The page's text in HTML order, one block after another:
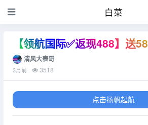
白菜
【领航国际✅返现488】送58
清风大表哥
3月前 3518
点击扬帆起航